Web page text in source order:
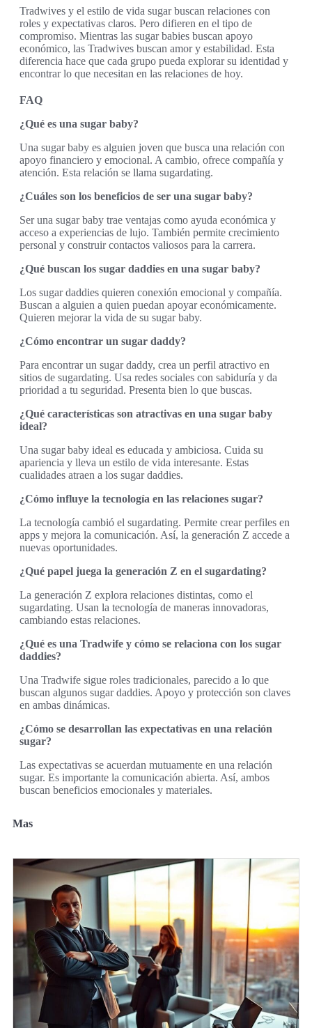
Tradwives y el estilo de vida sugar buscan relaciones con
roles y expectativas claros. Pero difieren en el tipo de
compromiso. Mientras las sugar babies buscan apoyo
económico, las Tradwives buscan amor y estabilidad. Esta
diferencia hace que cada grupo pueda explorar su identidad y
encontrar lo que necesitan en las relaciones de hoy.
FAQ
¿Qué es una sugar baby?
Una sugar baby es alguien joven que busca una relación con
apoyo financiero y emocional. A cambio, ofrece compañía y
atención. Esta relación se llama sugardating.
¿Cuáles son los beneficios de ser una sugar baby?
Ser una sugar baby trae ventajas como ayuda económica y
acceso a experiencias de lujo. También permite crecimiento
personal y construir contactos valiosos para la carrera.
¿Qué buscan los sugar daddies en una sugar baby?
Los sugar daddies quieren conexión emocional y compañía.
Buscan a alguien a quien puedan apoyar económicamente.
Quieren mejorar la vida de su sugar baby.
¿Cómo encontrar un sugar daddy?
Para encontrar un sugar daddy, crea un perfil atractivo en
sitios de sugardating. Usa redes sociales con sabiduría y da
prioridad a tu seguridad. Presenta bien lo que buscas.
¿Qué características son atractivas en una sugar baby
ideal?
Una sugar baby ideal es educada y ambiciosa. Cuida su
apariencia y lleva un estilo de vida interesante. Estas
cualidades atraen a los sugar daddies.
¿Cómo influye la tecnología en las relaciones sugar?
La tecnología cambió el sugardating. Permite crear perfiles en
apps y mejora la comunicación. Así, la generación Z accede a
nuevas oportunidades.
¿Qué papel juega la generación Z en el sugardating?
La generación Z explora relaciones distintas, como el
sugardating. Usan la tecnología de maneras innovadoras,
cambiando estas relaciones.
¿Qué es una Tradwife y cómo se relaciona con los sugar
daddies?
Una Tradwife sigue roles tradicionales, parecido a lo que
buscan algunos sugar daddies. Apoyo y protección son claves
en ambas dinámicas.
¿Cómo se desarrollan las expectativas en una relación
sugar?
Las expectativas se acuerdan mutuamente en una relación
sugar. Es importante la comunicación abierta. Así, ambos
buscan beneficios emocionales y materiales.
Mas